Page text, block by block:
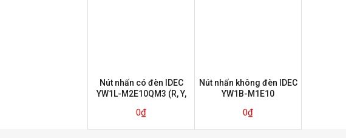
Nút nhấn có đèn IDEC
YW1L-M2E10QM3 (R, Y,
0₫
Nút nhấn không đèn IDEC
YW1B-M1E10
0₫